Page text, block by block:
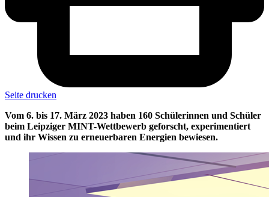
Seite drucken
Vom 6. bis 17. März 2023 haben 160 Schülerinnen und Schüler
beim Leipziger MINT-Wettbewerb geforscht, experimentiert
und ihr Wissen zu erneuerbaren Energien bewiesen.